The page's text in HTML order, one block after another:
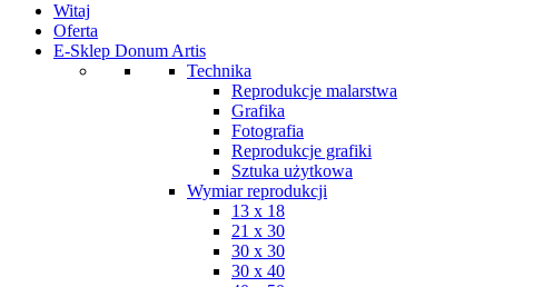
Witaj
Oferta
E-Sklep Donum Artis
Technika
Reprodukcje malarstwa
Grafika
Fotografia
Reprodukcje grafiki
Sztuka użytkowa
Wymiar reprodukcji
13 x 18
21 x 30
30 x 30
30 x 40